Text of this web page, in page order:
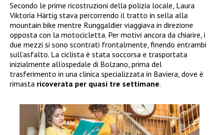
Secondo le prime ricostruzioni della polizia locale, Laura
Viktoria Härtig stava percorrendo il tratto in sella alla
mountain bike mentre Runggaldier viaggiava in direzione
opposta con la motocicletta. Per motivi ancora da chiarire, i
due mezzi si sono scontrati frontalmente, finendo entrambi
sull’asfalto. La ciclista è stata soccorsa e trasportata
inizialmente all’ospedale di Bolzano, prima del
trasferimento in una clinica specializzata in Baviera, dove è
rimasta ricoverata per quasi tre settimane.